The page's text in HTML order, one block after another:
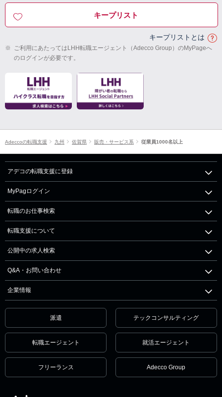
キープリスト
キープリストとは
※ ご利用にあたってはLHH転職エージェント（Adecco Group）のMyPageへ
のログインが必要です。
Adeccoの転職支援 九州 佐賀県 販売・サービス系 従業員1000名以上
アデコの転職支援に登録
MyPagログイン
転職のお仕事検索
転職支援について
公開中の求人検索
Q&A・お問い合わせ
企業情報
派遣 テックコンサルティング
転職エージェント 就活エージェント
フリーランス Adecco Group